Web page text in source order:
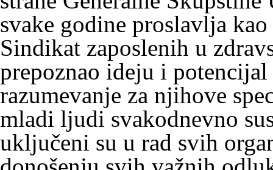
svake godine proslavlja
Sindikat zaposlenih u
prepoznao ideju i
razumevanje za njihove
mladi ljudi svakodnevno
uključeni su u rad svih